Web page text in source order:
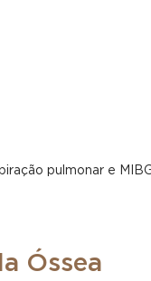
pulmonar e
Óssea